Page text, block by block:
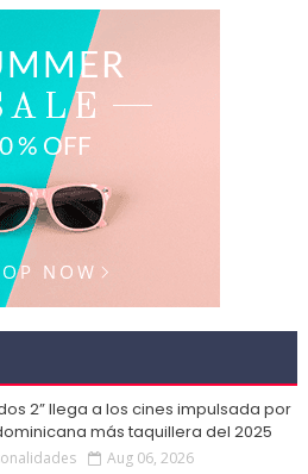
2” llega a los cines impulsada por
más taquillera del 2025
Aug 06, 2026